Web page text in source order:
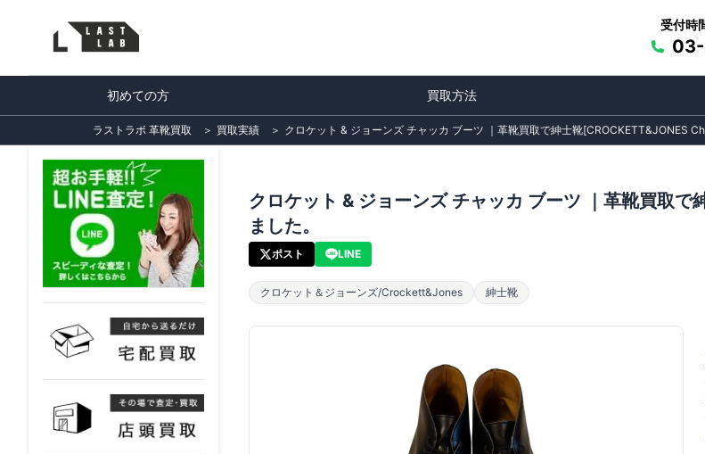
受付時
初めての方 買取方法
ラストラボ 革靴買取 ＞ 買取実績 ＞ クロケット & ジョーンズ チャッカ ブーツ ｜革靴買取で紳士靴[CROCKETT&JONES
クロケット & ジョーンズ チャッカ ブーツ ｜革靴買取
ました。
ポスト LINE
クロケット＆ジョーンズ/Crockett&Jones 紳士靴